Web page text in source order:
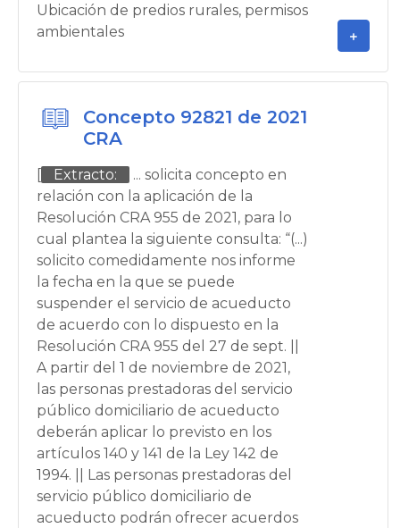
Ubicación de predios rurales, permisos
ambientales
Concepto 92821 de 2021
CRA
[ Extracto:
... solicita concepto en
relación con la aplicación de la
Resolución CRA 955 de 2021, para lo
cual plantea la siguiente consulta: “(...)
solicito comedidamente nos informe
la fecha en la que se puede
suspender el servicio de acueducto
de acuerdo con lo dispuesto en la
Resolución CRA 955 del 27 de sept. ||
A partir del 1 de noviembre de 2021,
las personas prestadoras del servicio
público domiciliario de acueducto
deberán aplicar lo previsto en los
artículos 140 y 141 de la Ley 142 de
1994. || Las personas prestadoras del
servicio público domiciliario de
acueducto podrán ofrecer acuerdos